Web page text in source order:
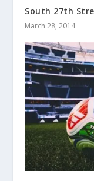
South 27th
March 28, 2014